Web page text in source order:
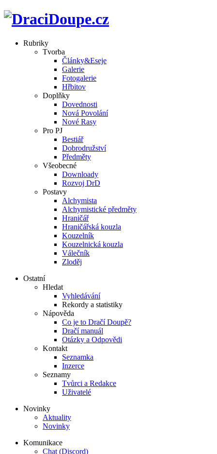
Rubriky
Tvorba
Články&Eseje
Galerie
Fotogalerie
Hřbitov
Doplňky
Dovednosti
Nová Povolání
Nové Rasy
Pro PJ
Bestiář
Dobrodružství
Předměty
Všeobecné
Downloady
Rozvoj DrD
Postavy
Alchymista
Alchymistické předměty
Hraničář
Hraničářská kouzla
Kouzelník
Kouzelnická kouzla
Válečník
Zloděj
Ostatní
Hledat
Vyhledávání
Rekordy a statistiky
Nápověda
Co je to Dračí Doupě?
Dračí manuál
Otázky a Odpovědi
Kontakt
Seznamka
Inzerce
Seznamy
Tvůrci a Redakce
Uživatelé
Novinky
Aktuality
Novinky
Komunikace
Chat (Discord)